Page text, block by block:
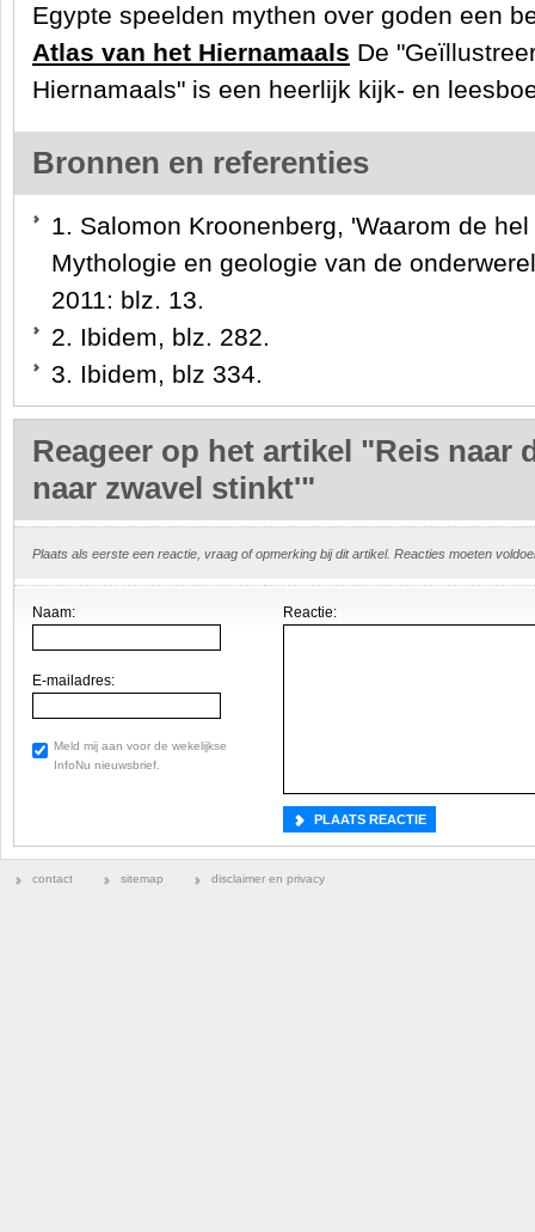
Egypte speelden mythen over goden een
Atlas van het Hiernamaals De
Hiernamaals" is een heerlijk kijk- en
Bronnen en referenties
1. Salomon Kroonenberg, 'Waarom de
Mythologie en geologie van de
2011: blz. 13.
2. Ibidem, blz. 282.
3. Ibidem, blz 334.
Reageer op het artikel "Reis naar
naar zwavel stinkt'"
Plaats als eerste een reactie, vraag of opmerking bij dit artikel. Reacties moeten
Naam:
E-mailadres:
Meld mij aan voor de wekelijkse
InfoNu nieuwsbrief.
Reactie:
contact sitemap disclaimer en privacy